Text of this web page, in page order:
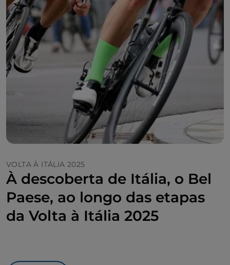
VOLTA À ITÁLIA 2025
À descoberta de Itália, o Bel
Paese, ao longo das etapas
da Volta à Itália 2025